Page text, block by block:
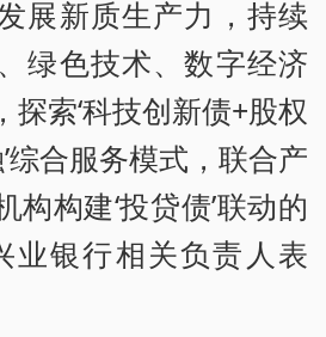
展新质生产力，持续
绿色技术、数字经济
探索‘科技创新债+股权
综合服务模式，联合产
构构建‘投贷债’联动的
业银行相关负责人表